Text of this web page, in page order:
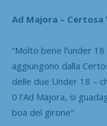
Ad Majora – Certosa
“Molto bene l’under 18
aggiungono dalla
delle due Under 18 –
0 l’Ad Majora, si
boa del girone”.